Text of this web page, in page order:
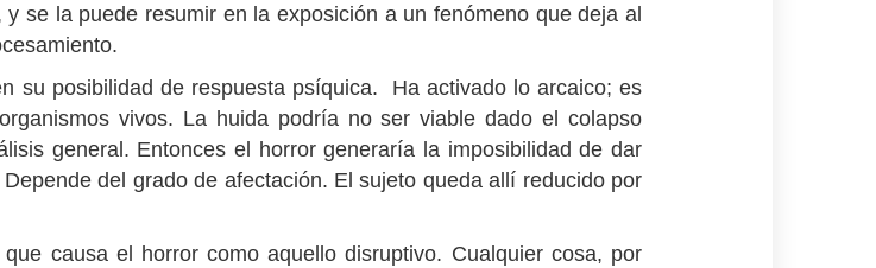
se la puede resumir en la exposición a un fenómeno que deja al
su posibilidad de respuesta psíquica. Ha activado lo arcaico; es
vivos. La huida podría no ser viable dado el colapso
general. Entonces el horror generaría la imposibilidad de dar
del grado de afectación. El sujeto queda allí reducido por
causa el horror como aquello disruptivo. Cualquier cosa, por